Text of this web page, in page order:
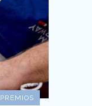
PREMIOS